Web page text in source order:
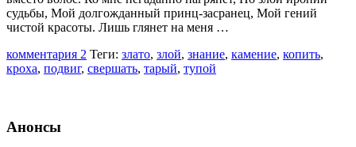
судьбы, Мой долгожданный принц-засранец, Мой гений
чистой красоты. Лишь глянет на меня …
комментария 2 Теги: злато, злой, знание, камение, копить,
кроха, подвиг, свершать, тарый, тупой
Анонсы